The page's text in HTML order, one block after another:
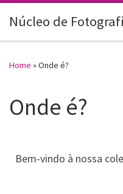
Skip to content
Núcleo de
Home »Onde é?
Onde é?
Bem-vindo à nossa